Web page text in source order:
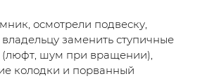
осмотрели подвеску,
заменить ступичные
(люфт, шум при вращении),
колодки и порванный